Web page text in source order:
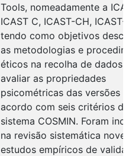
Tools, nomeadamente a
ICAST C, ICAST-CH, ICAST-
tendo como objetivos
as metodologias e
éticos na recolha de dados e
avaliar as propriedades
psicométricas das versões
acordo com seis critérios do
sistema COSMIN. Foram
na revisão sistemática nove
estudos empíricos de